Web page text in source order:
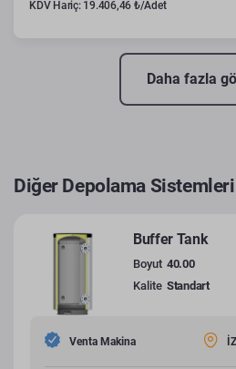
KDV Hariç: 19.406,46 ₺/Adet
Daha fazla
Diğer Depolama Sistemleri
Buffer Tank
Boyut 40.00
Kalite Standart
Venta Makina